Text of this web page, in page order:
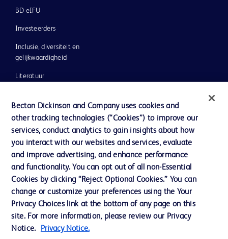
BD eIFU
Investeerders
Inclusie, diversiteit en
gelijkwaardigheid
Literatuur
Ons bedrijf
Ethics & Compliance
Contact met ons opnemen
Cookievoorkeuren
Privacybeleid
Becton Dickinson and Company uses cookies and
other tracking technologies (“Cookies”) to improve our
services, conduct analytics to gain insights about how
you interact with our websites and services, evaluate
and improve advertising, and enhance performance
and functionality. You can opt out of all non-Essential
Cookies by clicking “Reject Optional Cookies.” You can
change or customize your preferences using the Your
Privacy Choices link at the bottom of any page on this
site. For more information, please review our Privacy
Notice.
Privacy Notice.